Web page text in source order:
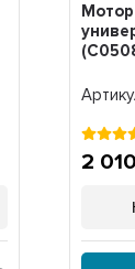
Мотор
2